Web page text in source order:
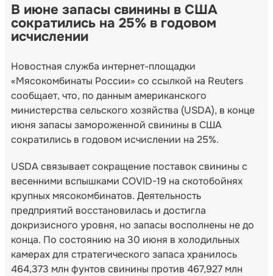
В июне запасы свинины в США
сократились на 25% в годовом
исчислении
Новостная служба интернет-площадки
«Мясокомбинаты России» со ссылкой на Reuters
сообщает, что, по данным американского
министерства сельского хозяйства (USDA), в конце
июня запасы замороженной свинины в США
сократились в годовом исчислении на 25%.
USDA связывает сокращение поставок свинины с
весенними вспышками COVID-19 на скотобойнях
крупных мясокомбинатов. Деятельность
предприятий восстановилась и достигла
докризисного уровня, но запасы восполнены не до
конца. По состоянию на 30 июня в холодильных
камерах для стратегического запаса хранилось
464,373 млн фунтов свинины против 467,927 млн